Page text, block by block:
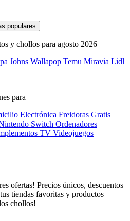
populares
y chollos para agosto 2026
Johns Wallapop Temu Miravia Lidl
para
Electrónica Freidoras Gratis
Switch Ordenadores
TV Videojuegos
ofertas! Precios únicos, descuentos
tiendas favoritas y productos
chollos!